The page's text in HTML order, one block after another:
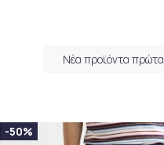
Νέα προϊόντα πρώτα
-50%